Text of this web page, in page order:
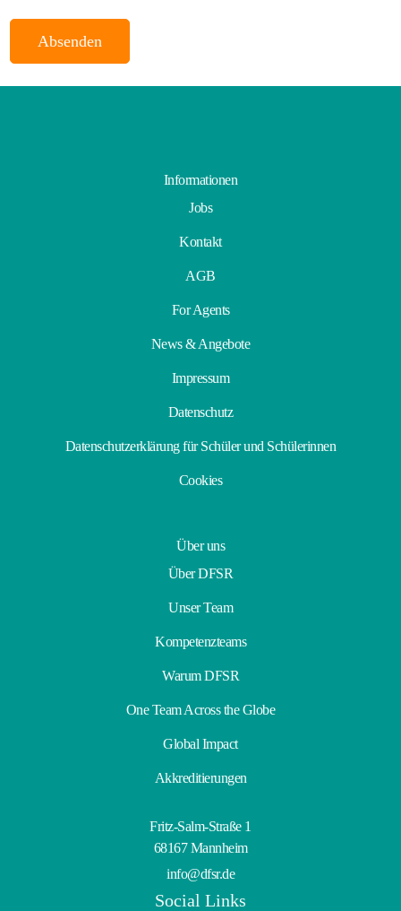
Informationen
Jobs
Kontakt
AGB
For Agents
News & Angebote
Impressum
Datenschutz
Datenschutzerklärung für Schüler und Schülerinnen
Cookies
Über uns
Über DFSR
Unser Team
Kompetenzteams
Warum DFSR
One Team Across the Globe
Global Impact
Akkreditierungen
Fritz-Salm-Straße 1
68167 Mannheim
info@dfsr.de
Social Links